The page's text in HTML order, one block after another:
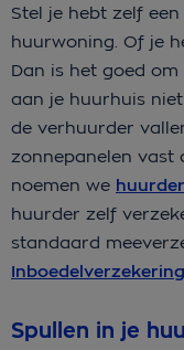
Stel je hebt zelf
huurwoning. Of je
Dan is het goed
aan je huurhuis
de verhuurder
zonnepanelen vast
noemen we
huurder zelf
standaard
Inboedelverzekering
Spullen in je